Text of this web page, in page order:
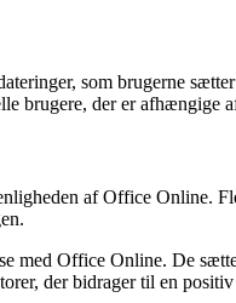
som brugerne
brugere, der er afhængige
af Office Online.
med Office Online. De
der bidrager til en